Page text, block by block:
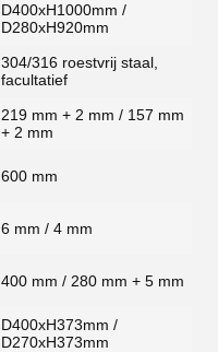
D400xH1000mm /
D280xH920mm
304/316 roestvrij staal,
facultatief
219 mm + 2 mm / 157 mm
+ 2 mm
600 mm
6 mm / 4 mm
400 mm / 280 mm + 5 mm
D400xH373mm /
D270xH373mm